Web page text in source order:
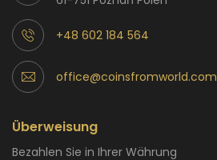
+48 602 184 564
office@coinsfromworld.com
Überweisung
Bezahlen Sie in Ihrer Währung